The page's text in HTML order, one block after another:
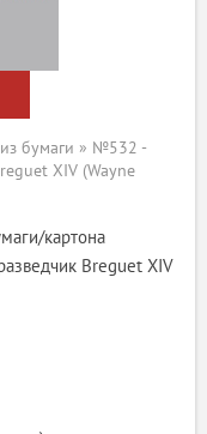
бумаги » №532 -
XIV (Wayne
картона
Breguet XIV